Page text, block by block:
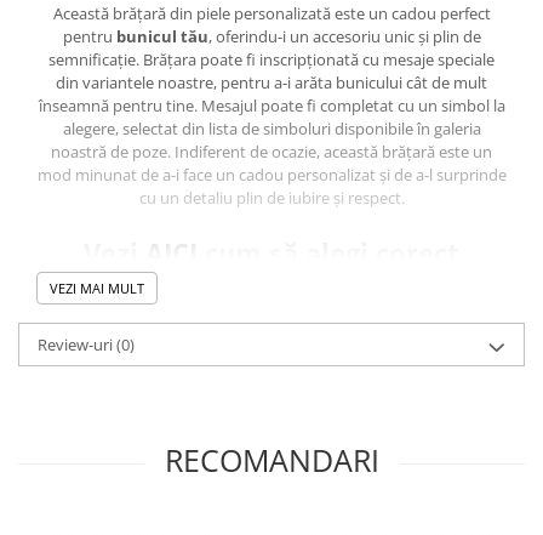
Această brățară din piele personalizată este un cadou perfect
pentru bunicul tău, oferindu-i un accesoriu unic și plin de
semnificație. Brățara poate fi inscripționată cu mesaje speciale
din variantele noastre, pentru a-i arăta bunicului cât de mult
înseamnă pentru tine. Mesajul poate fi completat cu un simbol la
alegere, selectat din lista de simboluri disponibile în galeria
noastră de poze. Indiferent de ocazie, această brățară este un
mod minunat de a-i face un cadou personalizat și de a-l surprinde
cu un detaliu plin de iubire și respect.
Mărimea Brățării.
Caracteristici principale:
Variante cromatice pentru banda din piele UNI
VEZI MAI MULT
Review-uri(0)
RECOMANDARI